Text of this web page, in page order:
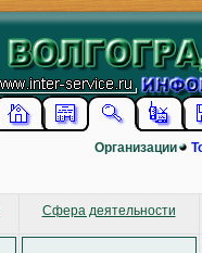
Организации
Сфера деятельности